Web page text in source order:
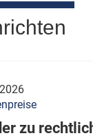
Marktdaten
zu